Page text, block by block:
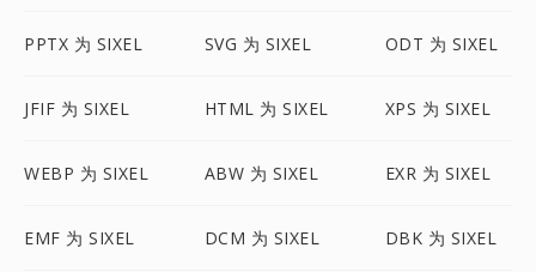
PPTX 为 SIXEL SVG 为 SIXEL ODT 为 SIXEL
JFIF 为 SIXEL HTML 为 SIXEL XPS 为 SIXEL
WEBP 为 SIXEL ABW 为 SIXEL EXR 为 SIXEL
EMF 为 SIXEL DCM 为 SIXEL DBK 为 SIXEL